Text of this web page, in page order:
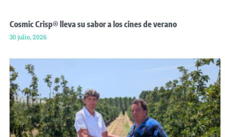
Cosmic Crisp® lleva su sabor a los cines de verano
30 julio, 2026